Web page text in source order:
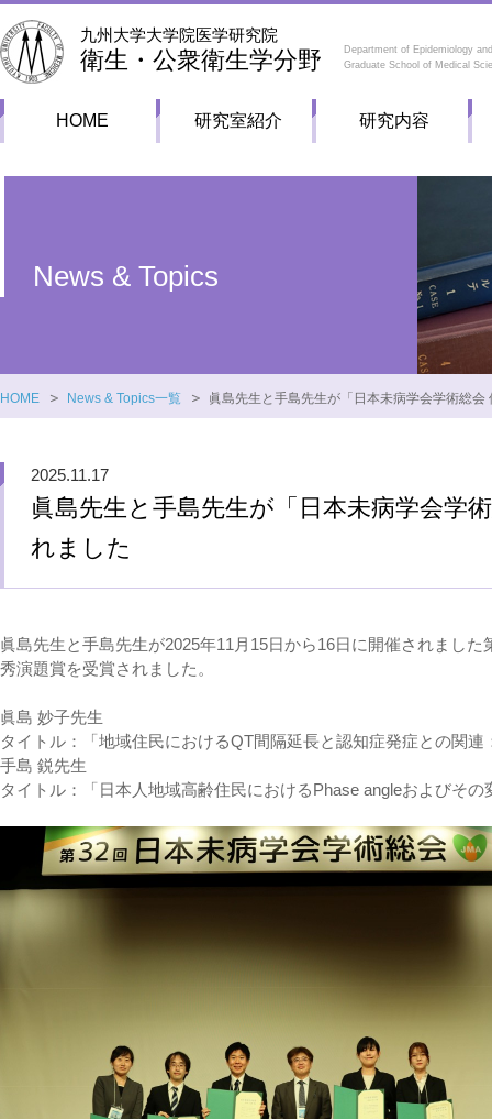
九州大学大学院医学研究院
衛生・公衆衛生学分野
Department of Epidemiology
Graduate School of Medical
HOME 研究室紹介 研究内容
News & Topics
HOME News & Topics一覧 眞島先生と手島先生が「日本未病学会学術総
2025.11.17
眞島先生と手島先生が「日本未病学会学
れました
眞島先生と手島先生が2025年11月15日から16日に開催されまし
秀演題賞を受賞されました。
眞島 妙子先生
タイトル：「地域住民におけるQT間隔延長と認知症発症との関連
手島 鋭先生
タイトル：「日本人地域高齢住民におけるPhase angleおよびそ